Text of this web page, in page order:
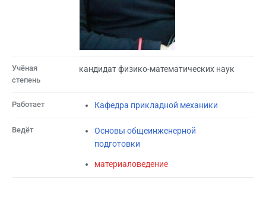
Учёная
степень
кандидат физико-математических наук
Работает Кафедра прикладной механики
Ведёт
Основы общеинженерной
подготовки
материаловедение